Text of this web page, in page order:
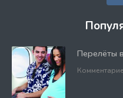
Перелёты